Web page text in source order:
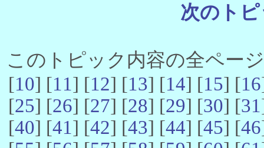
次のト
このトピック内容の全ペー
[10] [11] [12] [13] [14] [15] [16
[25] [26] [27] [28] [29] [30] [31
[40] [41] [42] [43] [44] [45] [46